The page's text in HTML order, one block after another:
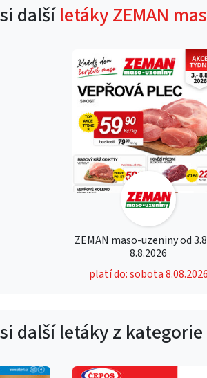
dalšíletáky ZEMAN
ZEMAN maso-uzeniny od
8.8.2026
platí do: sobota 8.08.2026
další letáky z kategorie